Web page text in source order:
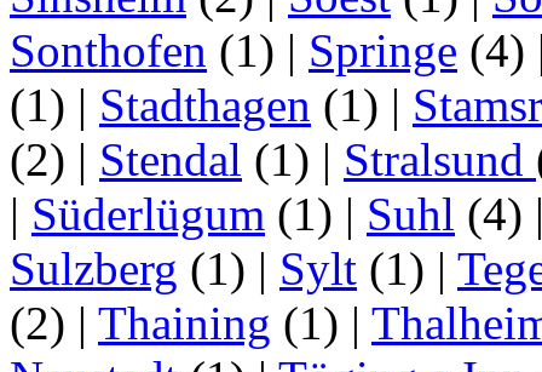
Sonthofen (1) | Springe (4)
(1) | Stadthagen (1) |
(2) | Stendal (1) | Stralsund
| Süderlügum (1) | Suhl (4)
Sulzberg (1) | Sylt (1) |
(2) | Thaining (1) |